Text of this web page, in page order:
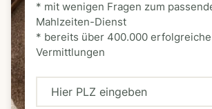
* mit wenigen Fragen zum
Mahlzeiten-Dienst
* bereits über 400.000 erfolgreiche
Vermittlungen
H